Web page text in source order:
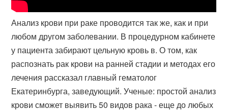
Анализ крови при раке проводится так же, как и при
любом другом заболевании. В процедурном кабинете
у пациента забирают цельную кровь в. О том, как
распознать рак крови на ранней стадии и методах его
лечения рассказал главный гематолог
Екатеринбурга, заведующий. Ученые: простой анализ
крови сможет выявить 50 видов рака - еще до любых